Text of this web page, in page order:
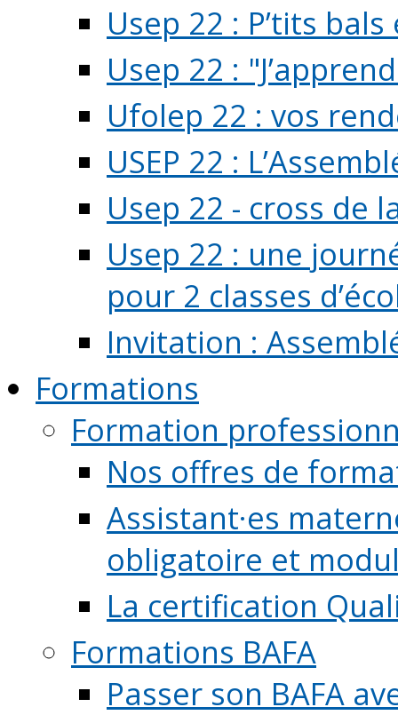
Usep 22 : P’tits
Usep 22 :
Ufolep 22 : vos
USEP 22 :
Usep 22 - cross de
Usep 22 : une
pour 2 classes
Invitation :
Formations
Formation
Nos offres de
Assistant·es
obligatoire et
La certification
Formations BAFA
Passer son BAFA